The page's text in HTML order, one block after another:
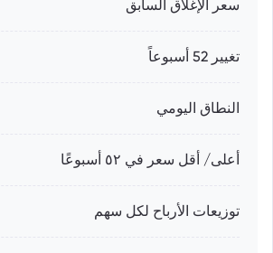
سعر الإغلاق السابق
تغيير 52 أسبوعاً
النطاق اليومي
أعلى/ أقل سعر في ٥٢ أسبوعًا
توزيعات الأرباح لكل سهم